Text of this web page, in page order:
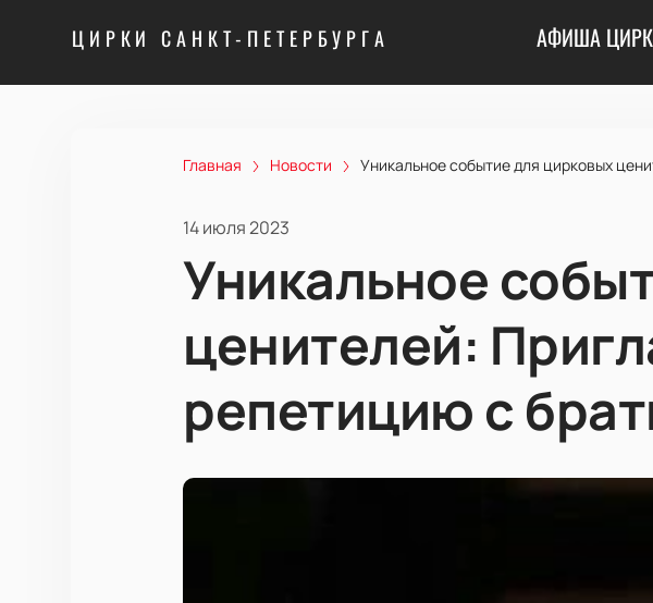
ЦИРКИ САНКТ-ПЕТЕРБУРГА АФИША
Главная Новости Уникальное событие для цирковых
14 июля 2023
Уникальное
ценителей:
репетицию с